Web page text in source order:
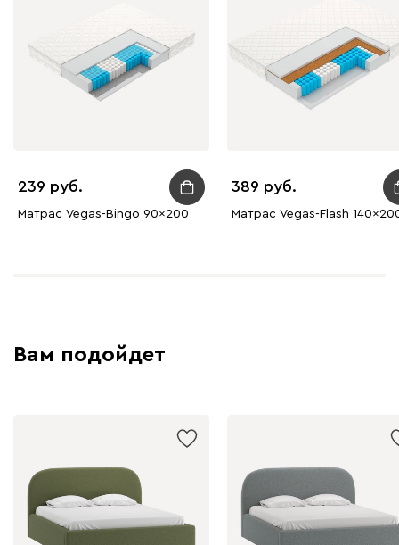
239
Матрас Vegas-Bingo 90x200
389
Матрас Vegas-Flash
Вам подойдет